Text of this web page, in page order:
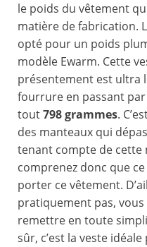
le poids du vêtement
matière de fabrication.
opté pour un poids
modèle Ewarm. Cette
présentement est ultra
fourrure en passant
tout798 grammes.
des manteaux qui
tenant compte de cette
comprenez donc que
porter ce vêtement.
pratiquement pas, vous
remettre en toute
sûr, c’est la veste